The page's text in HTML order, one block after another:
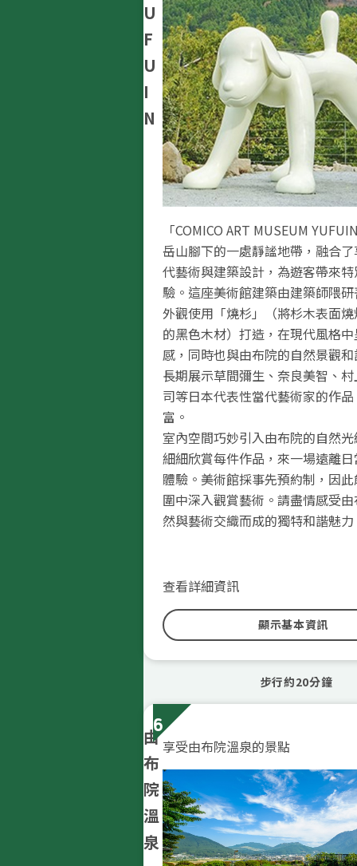
U
F
U
I
N
「COMICO ART MUSEUM
岳山腳下的一處靜謐地帶，融合
代藝術與建築設計，為遊客帶來
驗。這座美術館建築由建築師隈
外觀使用「燒杉」（將杉木表面
的黑色木材）打造，在現代風格
感，同時也與由布院的自然景觀
長期展示草間彌生、奈良美智、
司等日本代表性當代藝術家的作
富。
室內空間巧妙引入由布院的自然
細細欣賞每件作品，來一場遠離
體驗。美術館採事先預約制，因
圍中深入觀賞藝術。請盡情感受
然與藝術交織而成的獨特和諧魅
查看詳細資訊
顯示基本資訊
步行約20分鐘
6
由
布
院
溫
泉
享受由布院溫泉的景點